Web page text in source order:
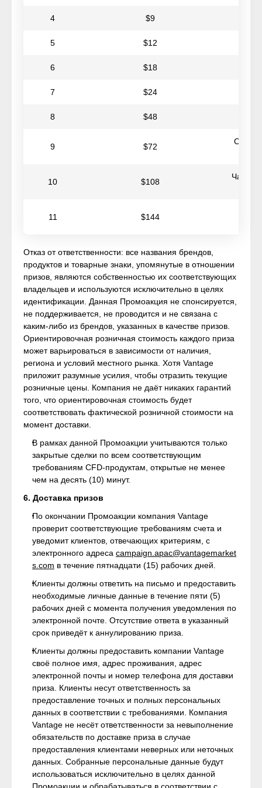
4 $9
5 $12
6 $18
7 $24
8 $48
9 $72
10 $108
Часы
11 $144
Отказ от ответственности: все названия брендов,
продуктов и товарные знаки, упомянутые в отношении
призов, являются собственностью их соответствующих
владельцев и используются исключительно в целях
идентификации. Данная Промоакция не спонсируется,
не поддерживается, не проводится и не связана с
каким-либо из брендов, указанных в качестве призов.
Ориентировочная розничная стоимость каждого приза
может варьироваться в зависимости от наличия,
региона и условий местного рынка. Хотя Vantage
приложит разумные усилия, чтобы отразить текущие
розничные цены. Компания не даёт никаких гарантий
того, что ориентировочная стоимость будет
соответствовать фактической розничной стоимости на
момент доставки.
В рамках данной Промоакции учитываются только
закрытые сделки по всем соответствующим
требованиям CFD-продуктам, открытые не менее
чем на десять (10) минут.
6. Доставка призов
По окончании Промоакции компания Vantage
проверит соответствующие требованиям счета и
уведомит клиентов, отвечающих критериям, с
электронного адреса campaign.apac@vantagemarket
s.com в течение пятнадцати (15) рабочих дней.
Клиенты должны ответить на письмо и предоставить
необходимые личные данные в течение пяти (5)
рабочих дней с момента получения уведомления по
электронной почте. Отсутствие ответа в указанный
срок приведёт к аннулированию приза.
Клиенты должны предоставить компании Vantage
своё полное имя, адрес проживания, адрес
электронной почты и номер телефона для доставки
приза. Клиенты несут ответственность за
предоставление точных и полных персональных
данных в соответствии с требованиями. Компания
Vantage не несёт ответственности за невыполнение
обязательств по доставке приза в случае
предоставления клиентами неверных или неточных
данных. Собранные персональные данные будут
использоваться исключительно в целях данной